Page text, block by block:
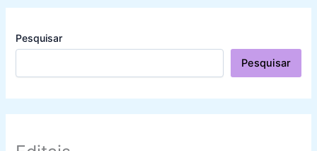
Pesquisar
Pesquisar